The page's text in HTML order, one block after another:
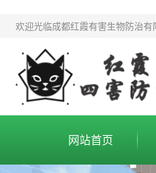
欢迎光临成都红霞有害生物防治
网站首页